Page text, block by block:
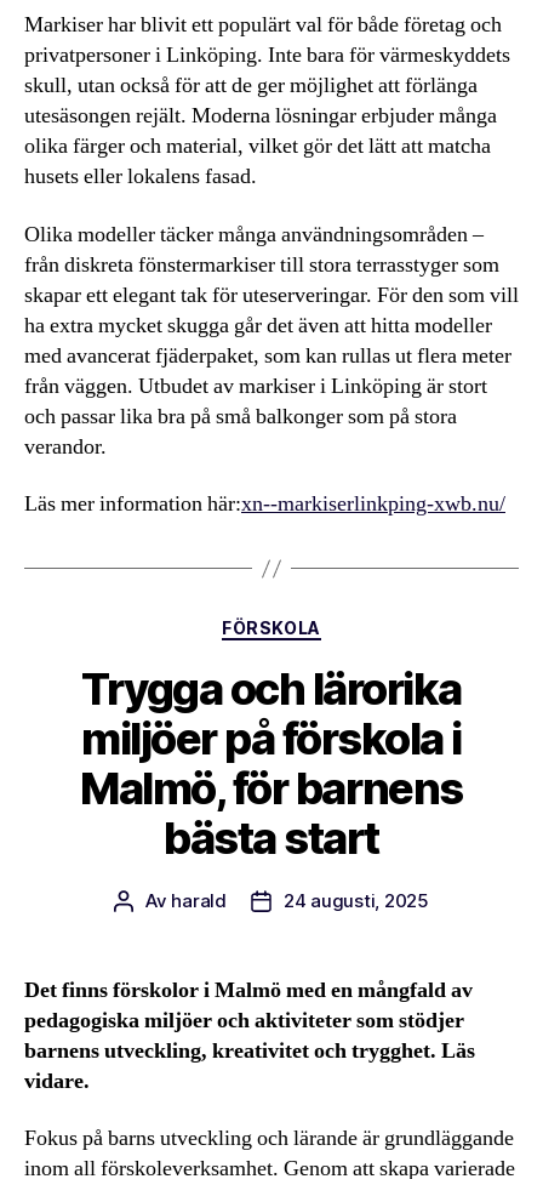
Markiser har blivit ett populärt val för både företag och
privatpersoner i Linköping. Inte bara för värmeskyddets
skull, utan också för att de ger möjlighet att förlänga
utesäsongen rejält. Moderna lösningar erbjuder många
olika färger och material, vilket gör det lätt att matcha
husets eller lokalens fasad.
Olika modeller täcker många användningsområden –
från diskreta fönstermarkiser till stora terrasstyger som
skapar ett elegant tak för uteserveringar. För den som vill
ha extra mycket skugga går det även att hitta modeller
med avancerat fjäderpaket, som kan rullas ut flera meter
från väggen. Utbudet av markiser i Linköping är stort
och passar lika bra på små balkonger som på stora
verandor.
Läs mer information här:xn--markiserlinkping-xwb.nu/
Kategorier
FÖRSKOLA
Trygga och lärorika
miljöer på förskola i
Malmö, för barnens
bästa start
Inläggsförfattare
Av harald Inläggsdatum
24 augusti, 2025
Det finns förskolor i Malmö med en mångfald av
pedagogiska miljöer och aktiviteter som stödjer
barnens utveckling, kreativitet och trygghet. Läs
vidare.
Fokus på barns utveckling och lärande är grundläggande
inom all förskoleverksamhet. Genom att skapa varierade